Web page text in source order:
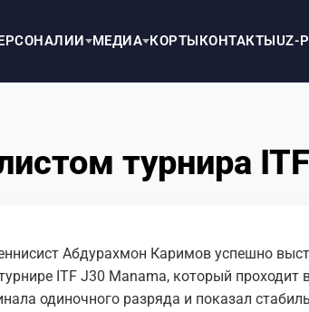
МЕДИА КОРТЫКОНТАКТЫUZ-
турнира
Абдурахмон Каримов успешно
ITF J30 Manama, который проходит
одиночного разряда и показал